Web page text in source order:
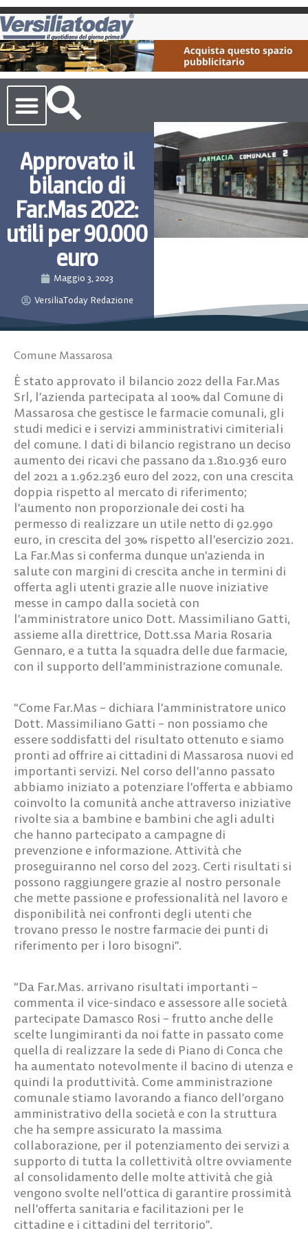
Approvato il
bilancio di
Far.Mas 2022:
utili per 90.000
euro
Maggio 3, 2023
VersiliaToday Redazione
Comune Massarosa
È stato approvato il bilancio 2022 della Far.Mas
Srl, l’azienda partecipata al 100% dal Comune di
Massarosa che gestisce le farmacie comunali, gli
studi medici e i servizi amministrativi cimiteriali
del comune. I dati di bilancio registrano un deciso
aumento dei ricavi che passano da 1.810.936 euro
del 2021 a 1.962.236 euro del 2022, con una crescita
doppia rispetto al mercato di riferimento;
l’aumento non proporzionale dei costi ha
permesso di realizzare un utile netto di 92.990
euro, in crescita del 30% rispetto all’esercizio 2021.
La Far.Mas si conferma dunque un’azienda in
salute con margini di crescita anche in termini di
offerta agli utenti grazie alle nuove iniziative
messe in campo dalla società con
l’amministratore unico Dott. Massimiliano Gatti,
assieme alla direttrice, Dott.ssa Maria Rosaria
Gennaro, e a tutta la squadra delle due farmacie,
con il supporto dell’amministrazione comunale.
“Come Far.Mas – dichiara l’amministratore unico
Dott. Massimiliano Gatti – non possiamo che
essere soddisfatti del risultato ottenuto e siamo
pronti ad offrire ai cittadini di Massarosa nuovi ed
importanti servizi. Nel corso dell’anno passato
abbiamo iniziato a potenziare l’offerta e abbiamo
coinvolto la comunità anche attraverso iniziative
rivolte sia a bambine e bambini che agli adulti
che hanno partecipato a campagne di
prevenzione e informazione. Attività che
proseguiranno nel corso del 2023. Certi risultati si
possono raggiungere grazie al nostro personale
che mette passione e professionalità nel lavoro e
disponibilità nei confronti degli utenti che
trovano presso le nostre farmacie dei punti di
riferimento per i loro bisogni”.
“Da Far.Mas. arrivano risultati importanti –
commenta il vice-sindaco e assessore alle società
partecipate Damasco Rosi – frutto anche delle
scelte lungimiranti da noi fatte in passato come
quella di realizzare la sede di Piano di Conca che
ha aumentato notevolmente il bacino di utenza e
quindi la produttività. Come amministrazione
comunale stiamo lavorando a fianco dell’organo
amministrativo della società e con la struttura
che ha sempre assicurato la massima
collaborazione, per il potenziamento dei servizi a
supporto di tutta la collettività oltre ovviamente
al consolidamento delle molte attività che già
vengono svolte nell’ottica di garantire prossimità
nell’offerta sanitaria e facilitazioni per le
cittadine e i cittadini del territorio”.